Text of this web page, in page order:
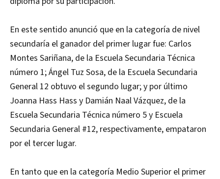
En este sentido anunció que en la categoría de nivel
secundaría el ganador del primer lugar fue: Carlos
Montes Sariñana, de la Escuela Secundaria Técnica
número 1; Ángel Tuz Sosa, de la Escuela Secundaria
General 12 obtuvo el segundo lugar; y por último
Joanna Hass Hass y Damián Naal Vázquez, de la
Escuela Secundaria Técnica número 5 y Escuela
Secundaria General #12, respectivamente, empataron
por el tercer lugar.
En tanto que en la categoría Medio Superior el primer